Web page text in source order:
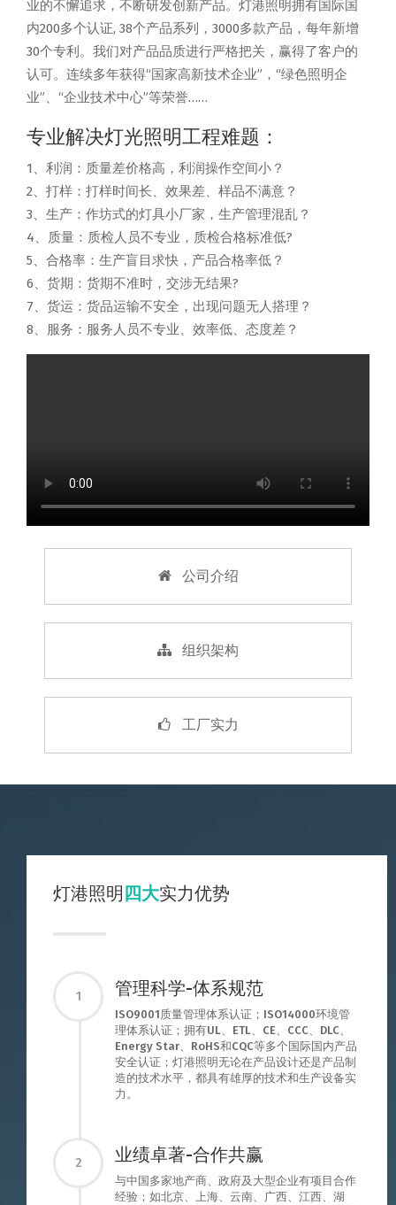
业的不懈追求，不断研发创新产品。灯港照明拥有国际国
内200多个认证, 38个产品系列，3000多款产品，每年新增
30个专利。我们对产品品质进行严格把关，赢得了客户的
认可。连续多年获得“国家高新技术企业”，“绿色照明企
业”、“企业技术中心”等荣誉……
专业解决灯光照明工程难题：
1、利润：质量差价格高，利润操作空间小？
2、打样：打样时间长、效果差、样品不满意？
3、生产：作坊式的灯具小厂家，生产管理混乱？
4、质量：质检人员不专业，质检合格标准低?
5、合格率：生产盲目求快，产品合格率低？
6、货期：货期不准时，交涉无结果?
7、货运：货品运输不安全，出现问题无人搭理？
8、服务：服务人员不专业、效率低、态度差？
公司介绍
组织架构
工厂实力
灯港照明四大实力优势
1 管理科学-体系规范
ISO9001质量管理体系认证；ISO14000环境管
理体系认证；拥有UL、ETL、CE、CCC、DLC、
Energy Star、RoHS和CQC等多个国际国内产品
安全认证；灯港照明无论在产品设计还是产品制
造的技术水平，都具有雄厚的技术和生产设备实
力。
2 业绩卓著-合作共赢
与中国多家地产商、政府及大型企业有项目合作
经验；如北京、上海、云南、广西、江西、湖